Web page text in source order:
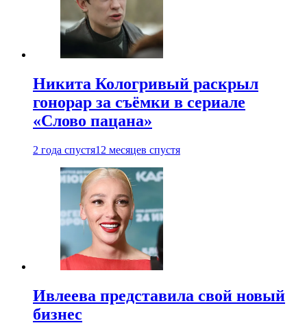
Никита Кологривый раскрыл
гонорар за съёмки в сериале
«Слово пацана»
2 года спустя12 месяцев спустя
Ивлеева представила свой новый
бизнес